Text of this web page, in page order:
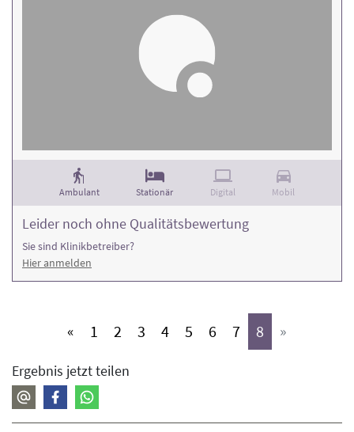
Ambulant Stationär Digital Mobil
Leider noch ohne Qualitätsbewertung
Sie sind Klinikbetreiber?
Hier anmelden
« 1 (aktiv)
2 (aktiv)
3 (aktiv)
4(aktiv)
5 (aktiv)
6 (aktiv)
7(aktiv)
8 (aktiv)
»
Ergebnis jetzt teilen